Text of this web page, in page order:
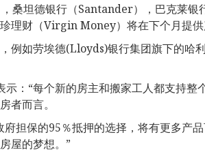
桑坦德银行（Santander），巴克莱
理财（Virgin Money）将在下个月提供
例如劳埃德(Lloyds)银行集团旗下的
：“每个新的房主和搬家工人都支持整
者而言。
府担保的95％抵押的选择，将有更多产
屋的梦想。”